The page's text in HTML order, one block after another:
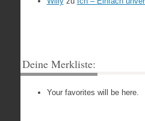
Deine Merkliste:
Your favorites will be here.